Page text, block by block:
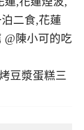
豆漿蛋糕三